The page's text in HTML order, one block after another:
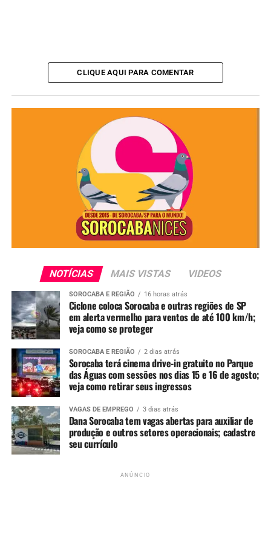
As obras serão realizadas pelas empresas Vigent
Construções (Central Parque) e Damo Engenharia e
Construções (Jardim São Conrado). O município será
responsável pela aquisição de equipamentos, contratação
As cerimônias de anúncio contaram com a presença de
autoridades municipais, vereadores, lideranças
comunitárias e representantes das construtoras
responsáveis.
Para mais noticias, acompanhe oPortal Sorocabanices.
CLIQUE AQUI PARA COMENTAR
NOTÍCIAS MAIS VISTAS VIDEOS
SOROCABA E REGIÃO 16 horas atrás
Ciclone coloca Sorocaba e outras regiões de SP
em alerta vermelho para ventos de até 100 km/h;
veja como se proteger
SOROCABA E REGIÃO 2 dias atrás
Sorocaba terá cinema drive-in gratuito no Parque
das Águas com sessões nos dias 15 e 16 de agosto;
veja como retirar seus ingressos
VAGAS DE EMPREGO 3 dias atrás
Dana Sorocaba tem vagas abertas para auxiliar de
produção e outros setores operacionais; cadastre
seu currículo
ANÚNCIO